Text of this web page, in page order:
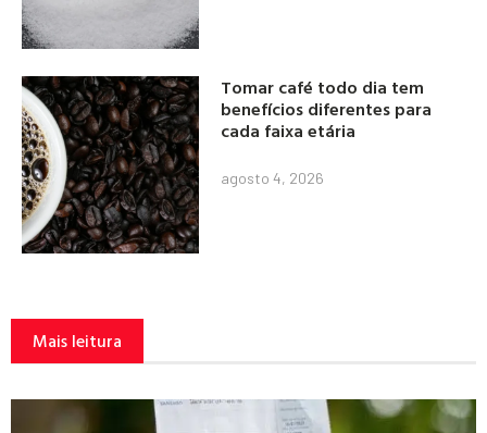
Tomar café todo dia tem
benefícios diferentes para
cada faixa etária
agosto 4, 2026
Mais leitura